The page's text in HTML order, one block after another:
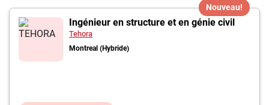
Nouveau!
Ingénieur en structure et en génie civil
Tehora
Montreal (Hybride)